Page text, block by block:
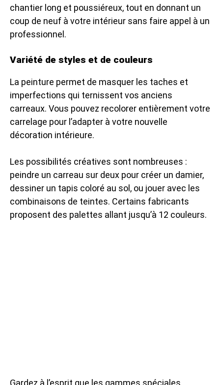
chantier long et poussiéreux, tout en donnant un
coup de neuf à votre intérieur sans faire appel à un
professionnel.
Variété de styles et de couleurs
La peinture permet de masquer les taches et
imperfections qui ternissent vos anciens
carreaux. Vous pouvez recolorer entièrement votre
carrelage pour l’adapter à votre nouvelle
décoration intérieure.
Les possibilités créatives sont nombreuses :
peindre un carreau sur deux pour créer un damier,
dessiner un tapis coloré au sol, ou jouer avec les
combinaisons de teintes. Certains fabricants
proposent des palettes allant jusqu’à 12 couleurs.
Gardez à l’esprit que les gammes spéciales